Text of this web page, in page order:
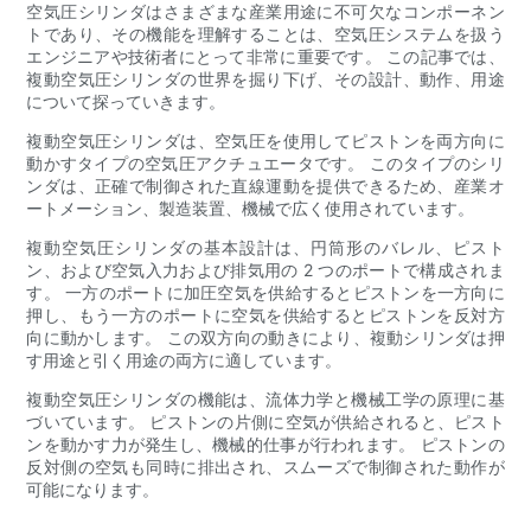
空気圧シリンダはさまざまな産業用途に不可欠なコンポーネン
トであり、その機能を理解することは、空気圧システムを扱う
エンジニアや技術者にとって非常に重要です。 この記事では、
複動空気圧シリンダの世界を掘り下げ、その設計、動作、用途
について探っていきます。
複動空気圧シリンダは、空気圧を使用してピストンを両方向に
動かすタイプの空気圧アクチュエータです。 このタイプのシリ
ンダは、正確で制御された直線運動を提供できるため、産業オ
ートメーション、製造装置、機械で広く使用されています。
複動空気圧シリンダの基本設計は、円筒形のバレル、ピスト
ン、および空気入力および排気用の 2 つのポートで構成されま
す。 一方のポートに加圧空気を供給するとピストンを一方向に
押し、もう一方のポートに空気を供給するとピストンを反対方
向に動かします。 この双方向の動きにより、複動シリンダは押
す用途と引く用途の両方に適しています。
複動空気圧シリンダの機能は、流体力学と機械工学の原理に基
づいています。 ピストンの片側に空気が供給されると、ピスト
ンを動かす力が発生し、機械的仕事が行われます。 ピストンの
反対側の空気も同時に排出され、スムーズで制御された動作が
可能になります。